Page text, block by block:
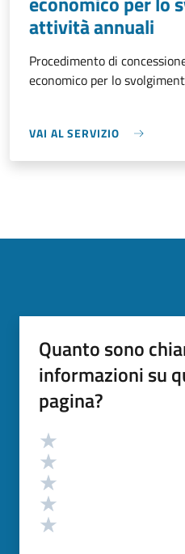
attività annuali
Procedimento di
economico per lo
VAI AL SERVIZIO
Quanto sono
informazioni su
pagina?
Valutazione